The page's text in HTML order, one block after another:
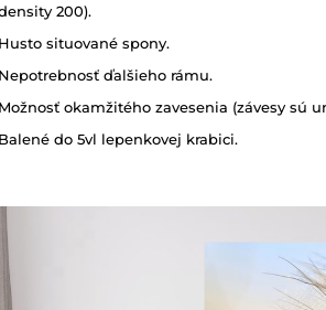
200).
Husto situované spony.
Nepotrebnosť ďalšieho rámu.
Možnosť okamžitého zavesenia (závesy sú
Balené do 5vl lepenkovej krabici.